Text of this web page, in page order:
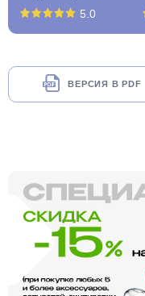
5.0
ВЕРСИЯ В PDF